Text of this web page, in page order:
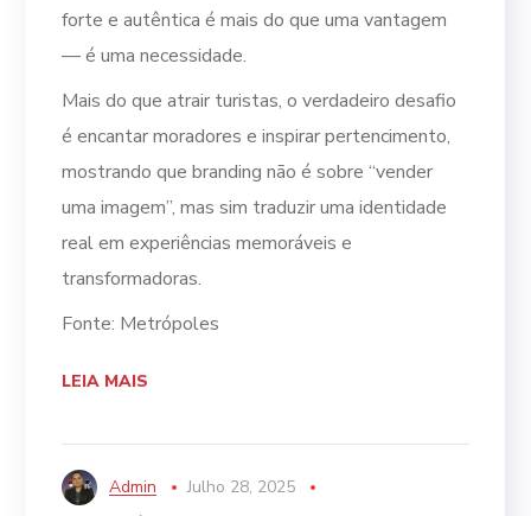
forte e autêntica é mais do que uma vantagem
— é uma necessidade.
Mais do que atrair turistas, o verdadeiro desafio
é encantar moradores e inspirar pertencimento,
mostrando que branding não é sobre “vender
uma imagem”, mas sim traduzir uma identidade
real em experiências memoráveis e
transformadoras.
Fonte: Metrópoles
LEIA MAIS
Admin
Julho 28, 2025